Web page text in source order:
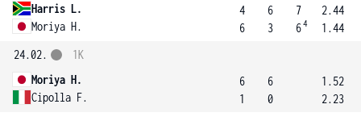
Harris L.
Moriya H.
4
6
6
3
7
64
2.44
1.44
24.02.
Moriya H.
Cipolla F.
1K
6
1
6
0
1.52
2.23